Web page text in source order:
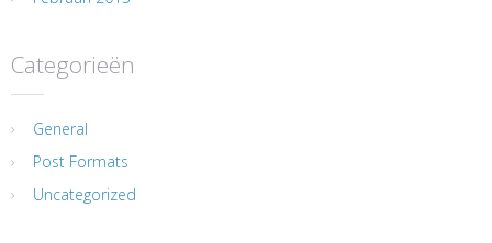
Categorieën
General
Post Formats
Uncategorized